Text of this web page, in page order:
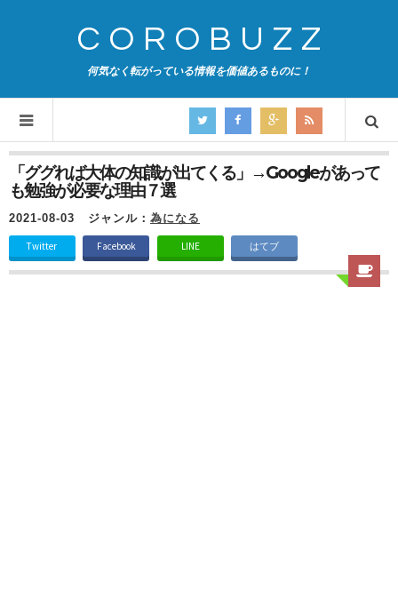
COROBUZZ
何気なく転がっている情報を価値あるものに！
「ググれば大体の知識が出てくる」→Googleがあって
も勉強が必要な理由７選
2021-08-03 ジャンル： 為になる
Twitter Facebook LINE はてブ